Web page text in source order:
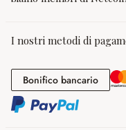
I nostri metodi di
Bonifico bancario